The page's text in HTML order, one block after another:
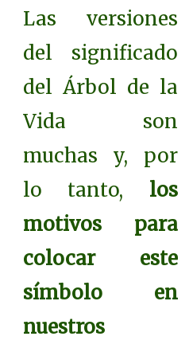
Las versiones
del significado
del Árbol de la
Vida son
muchas y, por
lo tanto, los
motivos para
colocar este
símbolo en
nuestros